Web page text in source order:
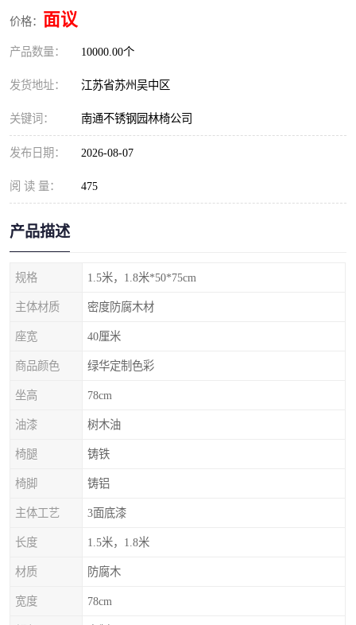
价格： 面议
产品数量： 10000.00个
发货地址： 江苏省苏州吴中区
关键词： 南通不锈钢园林椅公司
发布日期： 2026-08-07
阅 读 量： 475
产品描述
规格 1.5米，1.8米*50*75cm
主体材质 密度防腐木材
座宽 40厘米
商品颜色 绿华定制色彩
坐高 78cm
油漆 树木油
椅腿 铸铁
椅脚 铸铝
主体工艺 3面底漆
长度 1.5米，1.8米
材质 防腐木
宽度 78cm